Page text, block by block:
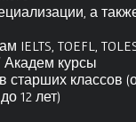
а
IELTS, TOEFL,
курсы
классов
12 лет)